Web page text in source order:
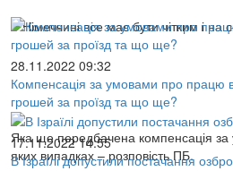
У Німеччині все має бути чітким і на
28.11.2022 09:32
Компенсація за умовами про працю
грошей за проїзд та що ще?
Яка ще передбачена компенсація
яких випадках – розповість ПБ.
17.11.2022 14:55
В Ізраїлі допустили постачання